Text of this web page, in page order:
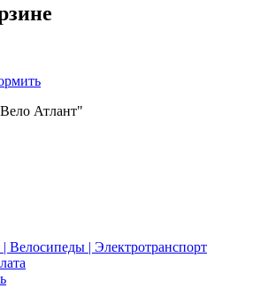
Атлант"
Велосипеды | Электротранспорт